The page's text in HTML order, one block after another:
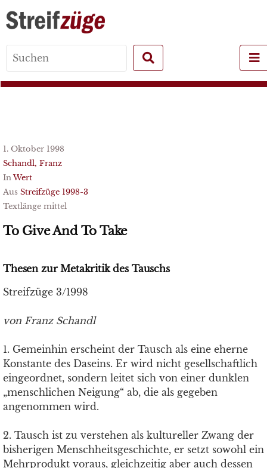
for:
1. Oktober 1998
Schandl, Franz
InWert
Aus Streifzüge 1998-3
Textlänge mittel
To Give And To Take
Thesen zur Metakritik des Tauschs
Streifzüge 3/1998
von Franz Schandl
1. Gemeinhin erscheint der Tausch als eine eherne
Konstante des Daseins. Er wird nicht gesellschaftlich
eingeordnet, sondern leitet sich von einer dunklen
„menschlichen Neigung“ ab, die als gegeben
angenommen wird.
2. Tausch ist zu verstehen als kultureller Zwang der
bisherigen Menschheitsgeschichte, er setzt sowohl ein
Mehrprodukt voraus, gleichzeitig aber auch dessen